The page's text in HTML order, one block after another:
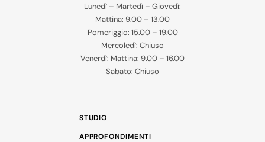
Lunedì – Martedì – Giovedì:
Mattina: 9.00 – 13.00
Pomeriggio: 15.00 – 19.00
Mercoledì: Chiuso
Venerdì: Mattina: 9.00 – 16.00
Sabato: Chiuso
STUDIO
APPROFONDIMENTI